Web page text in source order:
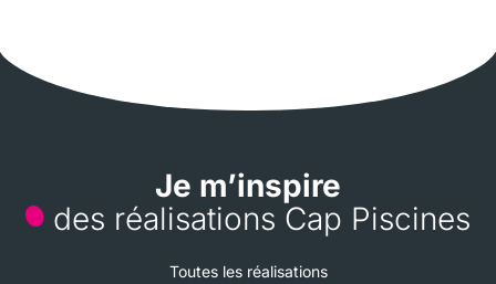
Je m’inspire
des réalisations Cap Piscines
Toutes les réalisations